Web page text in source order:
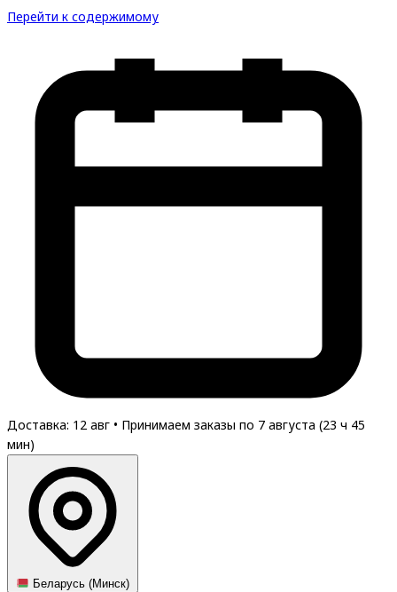
Перейти к содержимому
Доставка: 12 авг • Принимаем заказы по 7 августа (23 ч 45
мин)
Беларусь (Минск)